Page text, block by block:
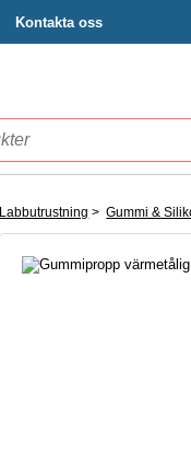
Kontakta oss
Labbutrustning >Gummi &